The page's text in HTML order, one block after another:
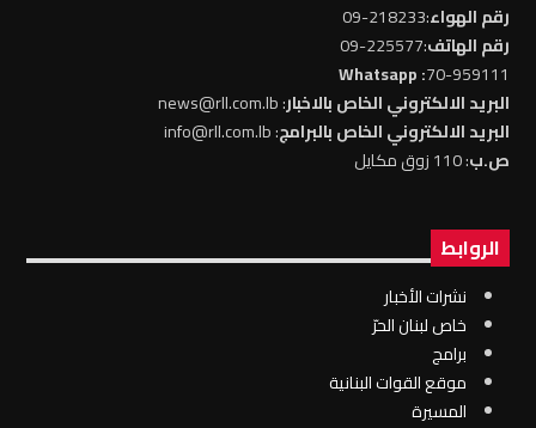
رقم الهواء:218233-09
رقم الهاتف:225577-09
70-959111
: Whatsapp
البريد الالكتروني الخاص بالاخبار: news@rll.com.lb
البريد الالكتروني الخاص بالبرامج: info@rll.com.lb
ص.ب: 110 زوق مكايل
الروابط
نشرات الأخبار
خاص لبنان الحرّ
برامج
موقع القوات البنانية
المسيرة